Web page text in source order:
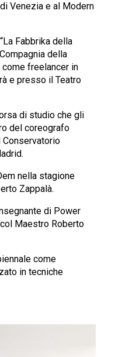
Venezia e al Modern
Fabbrika della
della
come freelancer in
e presso il Teatro
di studio che gli
del coreografo
Conservatorio
nella stagione
Zappalà.
di Power
Maestro Roberto
come
in tecniche